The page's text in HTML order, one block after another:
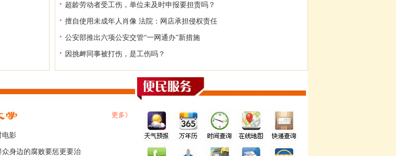
超龄劳动者受工伤，单位未及时申报要担责吗？
擅自使用未成年人肖像 法院：网店承担侵权责任
公安部推出六项公安交管“一网通办”新措施
因挑衅同事被打伤，是工伤吗？
更多》
电影
众身边的腐败要惩更要治